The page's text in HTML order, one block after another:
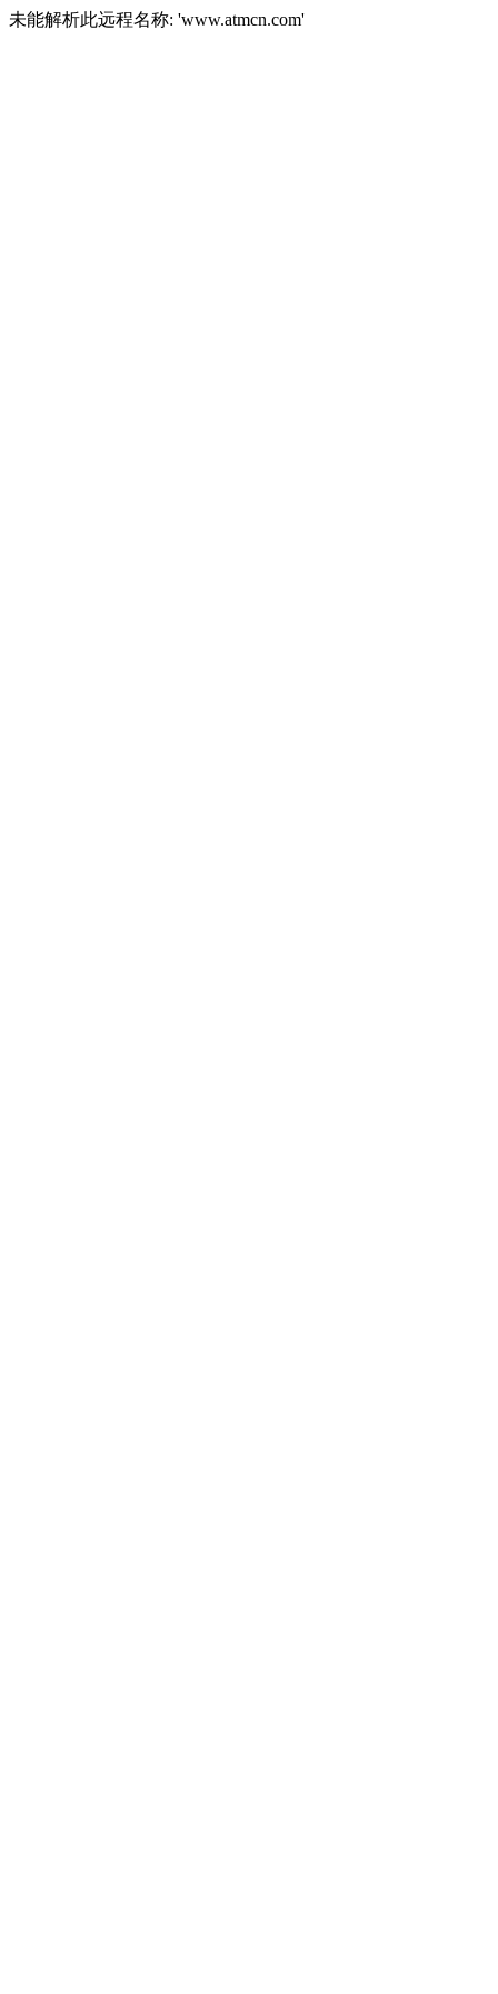
未能解析此远程名称: 'www.atmcn.com'